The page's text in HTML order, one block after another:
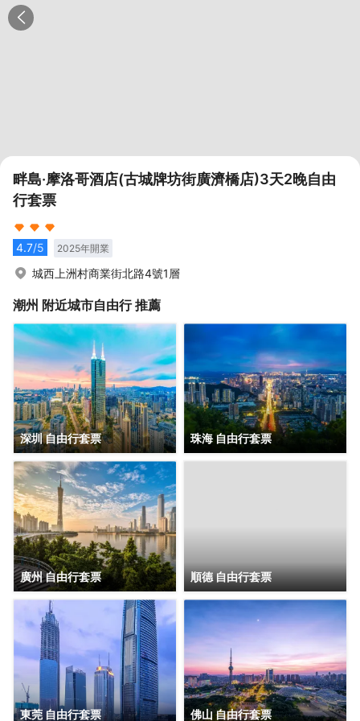
畔島·摩洛哥酒店(古城牌坊街廣濟橋店)3天2晚自由
行套票
4.7/5 2025年開業
城西上洲村商業街北路4號1層
潮州 附近城市自由行 推薦
深圳 自由行套票 珠海 自由行套票
廣州 自由行套票 順德 自由行套票
東莞 自由行套票 佛山 自由行套票